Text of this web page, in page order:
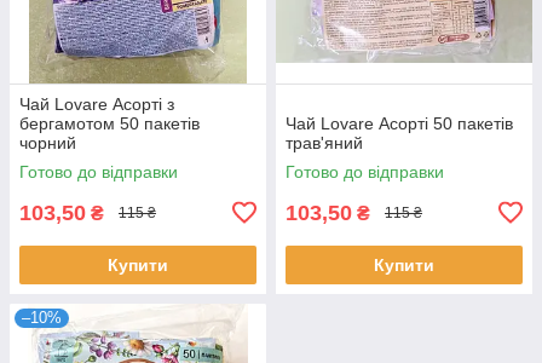
Чай Lovare Асорті з
бергамотом 50 пакетів
чорний
Готово до відправки
103,50 ₴ 115 ₴
Купити
Чай Lovare Асорті 50 пакетів
трав'яний
Готово до відправки
103,50 ₴ 115 ₴
Купити
–10%